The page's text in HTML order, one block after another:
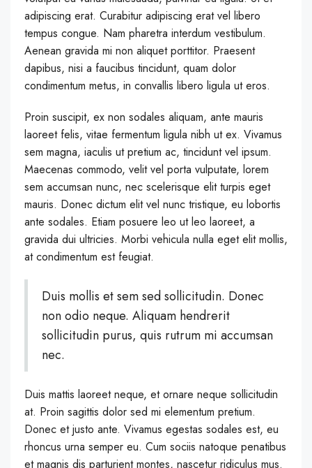
adipiscing erat. Curabitur adipiscing erat vel libero
tempus congue. Nam pharetra interdum vestibulum.
Aenean gravida mi non aliquet porttitor. Praesent
dapibus, nisi a faucibus tincidunt, quam dolor
condimentum metus, in convallis libero ligula ut eros.
Proin suscipit, ex non sodales aliquam, ante mauris
laoreet felis, vitae fermentum ligula nibh ut ex. Vivamus
sem magna, iaculis ut pretium ac, tincidunt vel ipsum.
Maecenas commodo, velit vel porta vulputate, lorem
sem accumsan nunc, nec scelerisque elit turpis eget
mauris. Donec dictum elit vel nunc tristique, eu lobortis
ante sodales. Etiam posuere leo ut leo laoreet, a
gravida dui ultricies. Morbi vehicula nulla eget elit mollis,
at condimentum est feugiat.
Duis mollis et sem sed sollicitudin. Donec
non odio neque. Aliquam hendrerit
sollicitudin purus, quis rutrum mi accumsan
nec.
Duis mattis laoreet neque, et ornare neque sollicitudin
at. Proin sagittis dolor sed mi elementum pretium.
Donec et justo ante. Vivamus egestas sodales est, eu
rhoncus urna semper eu. Cum sociis natoque penatibus
et magnis dis parturient montes, nascetur ridiculus mus.